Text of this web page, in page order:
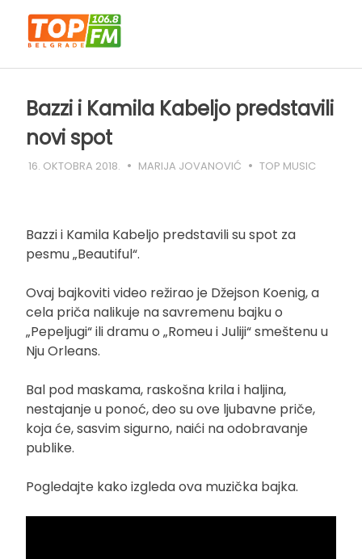
content
Bazzi i Kamila Kabeljo predstavili
novi spot
16. OKTOBRA 2018. MARIJA JOVANOVIĆ TOP MUSIC
Bazzi i Kamila Kabeljo predstavili su spot za
pesmu „Beautiful“.
Ovaj bajkoviti video režirao je Džejson Koenig, a
cela priča nalikuje na savremenu bajku o
„Pepeljugi“ ili dramu o „Romeu i Juliji“ smeštenu u
Nju Orleans.
Bal pod maskama, raskošna krila i haljina,
nestajanje u ponoć, deo su ove ljubavne priče,
koja će, sasvim sigurno, naići na odobravanje
publike.
Pogledajte kako izgleda ova muzička bajka.